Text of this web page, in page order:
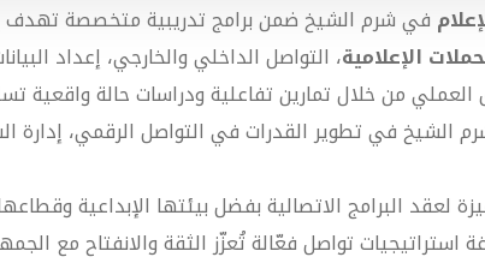
في شرم الشيخ ضمن برامج تدريبية متخصصة تهدف
الإعلامية، التواصل الداخلي والخارجي، إعداد
العملي من خلال تمارين تفاعلية ودراسات حالة
الشيخ في تطوير القدرات في التواصل الرقمي،
لعقد البرامج الاتصالية بفضل بيئتها الإبداعية
تواصل فعّالة تُعزّز الثقة والانفتاح مع